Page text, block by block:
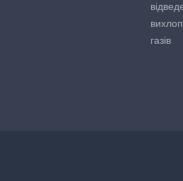
газів